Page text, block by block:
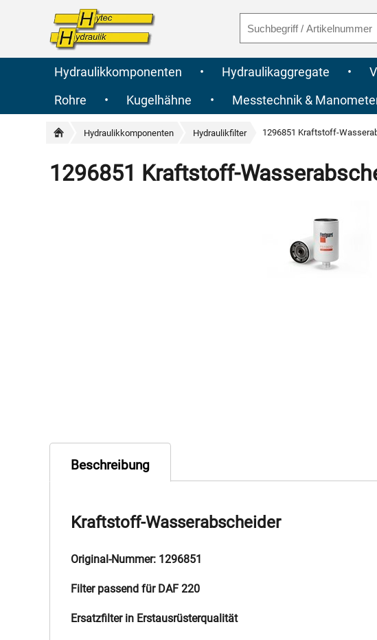
Hydraulikkomponenten • Hydraulikaggregate •
Rohre
• Kugelhähne • Messtechnik &
Hydraulikkomponenten Hydraulikfilter 1296851 Kraftstoff-
1296851 Kraftstoff-
Beschreibung
Kraftstoff-Wasserabscheider
Original-Nummer: 1296851
Filter passend für DAF 220
Ersatzfilter in Erstausrüsterqualität